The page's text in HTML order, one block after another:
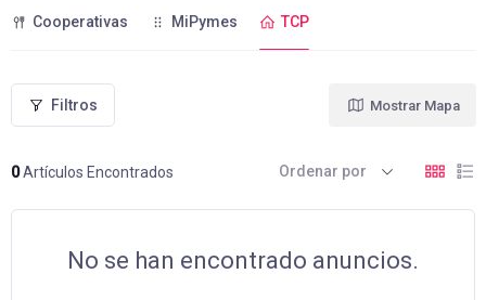
Cooperativas MiPymes TCP
Filtros
0Artículos Encontrados
Mostrar Mapa
Ordenar por
No se han encontrado anuncios.